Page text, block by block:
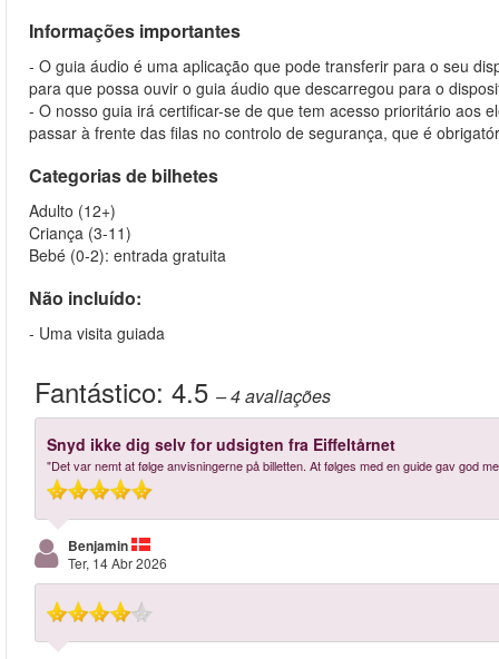
Informações importantes
- O guia áudio é uma aplicação que pode transferir para o seu
para que possa ouvir o guia áudio que descarregou para o
- O nosso guia irá certificar-se de que tem acesso prioritário aos
passar à frente das filas no controlo de segurança, que é
Categorias de bilhetes
Adulto (12+)
Criança (3-11)
Bebé (0-2): entrada gratuita
Não incluído:
- Uma visita guiada
Fantástico: 4.5 – 4avaliações
Snyd ikke dig selv for udsigten fra Eiffeltårnet
"Det var nemt at følge anvisningerne på billetten. At følges med en guide gav god
Benjamin
Ter, 14 Abr 2026